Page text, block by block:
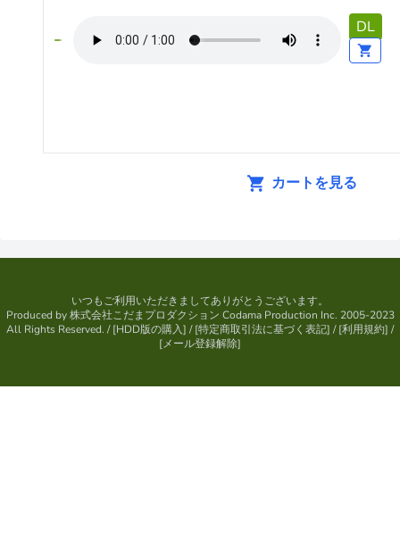
DL
カートを見る
いつもご利用いただきましてありがとうございます。
Produced by株式会社こだまプロダクション Codama Production Inc. 2005-2023
All Rights Reserved. / [HDD版の購入] / [特定商取引法に基づく表記] / [利用規約] /
[メール登録解除]